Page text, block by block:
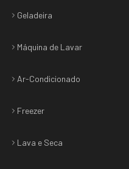
Geladeira
Máquina de Lavar
Ar-Condicionado
Freezer
Lava e Seca